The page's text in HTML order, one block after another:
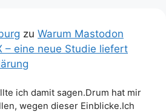
zu Warum Mastodon
– eine neue Studie liefert
ich damit sagen.Drum hat mir
wegen dieser Einblicke.Ich